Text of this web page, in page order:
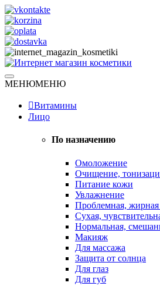
Skip
to
content
Интернет магазин
Натуральная косметика
МЕНЮМЕНЮ
Витамины
Лицо
По назначению
Омоложение
Очищение,
Питание кожи
Увлажнение
Проблемная, жирная
Сухая,
Нормальная,
Макияж
Для массажа
Защита от солнца
Для глаз
Для губ